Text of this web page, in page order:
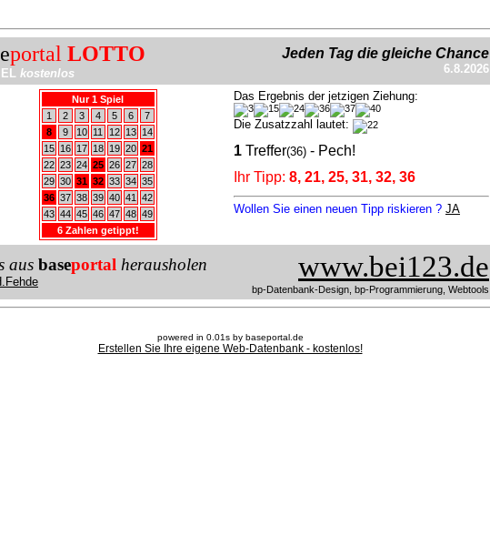
portal LOTTO
kostenlos
Jeden Tag die gleiche Chance
6.8.2026
Nur 1 Spiel
1
2 3 4 5 6
7
8
9 10 11 12 13
14
15
16 17 18 19 20 21
22 23 24 25 26 27 28
29 30 31 32 33 34 35
36 37 38 39 40 41
42
43 44 45 46 47 48 49
6 Zahlen getippt!
Das Ergebnis der jetzigen Ziehung:
Die Zusatzzahl lautet:
1 Treffer(36) - Pech!
Ihr Tipp: 8, 21, 25, 31, 32, 36
Wollen Sie einen neuen Tipp riskieren ? JA
aus baseportal herausholen www.bei123.de
bp-Datenbank-Design, bp-Programmierung, Webtools
powered in 0.01s by baseportal.de
Erstellen Sie Ihre eigene Web-Datenbank - kostenlos!